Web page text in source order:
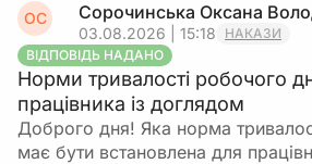
ОС Сорочинська Оксана
03.08.2026 | 15:18
НАКАЗИ
ВІДПОВІДЬ НАДАНО
Норми тривалості робочого
працівника із доглядом
Доброго дня! Яка норма
має бути встановлена для